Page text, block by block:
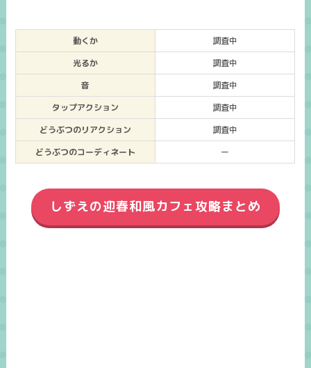
動くか
調査中
光るか
調査中
音
調査中
タップアクション
調査中
どうぶつのリアクション
調査中
どうぶつのコーディネート
ー
しずえの迎春和風カフェ攻略まとめ